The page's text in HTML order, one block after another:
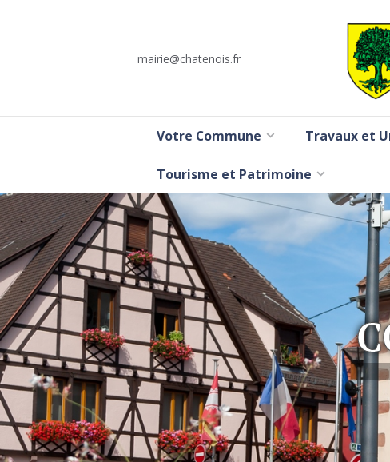
mairie@chatenois.fr
Votre Commune Travaux et
Tourisme et Patrimoine